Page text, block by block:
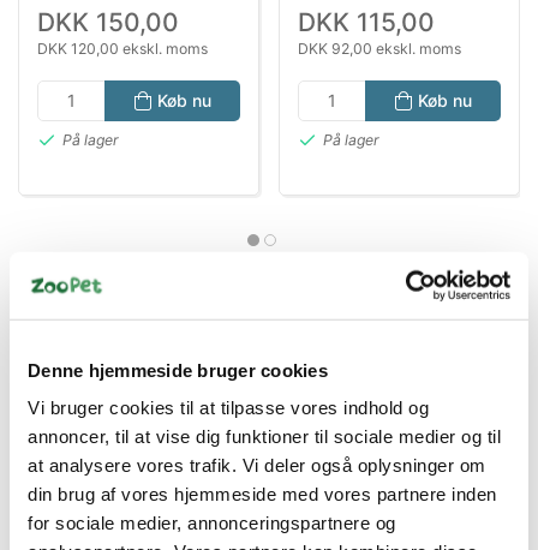
Denne hjemmeside bruger cookies
Vi bruger cookies til at tilpasse vores indhold og
annoncer, til at vise dig funktioner til sociale medier og til
at analysere vores trafik. Vi deler også oplysninger om
din brug af vores hjemmeside med vores partnere inden
for sociale medier, annonceringspartnere og
DKK 150,00
DKK 120,00 ekskl. moms
Køb nu
På lager
DKK 115,00
DKK 92,00 ekskl. moms
Køb nu
På lager
Bestsælgende varer i Pelspleje &
Trimning